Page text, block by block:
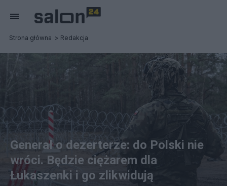
Strona główna Redakcja
Generał o dezerterze: do Polski nie
wróci. Będzie ciężarem dla
Łukaszenki i go zlikwidują